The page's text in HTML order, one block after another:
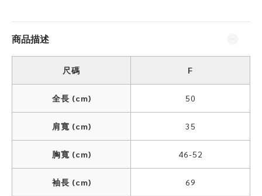
商品描述
尺碼 F
全長 (cm) 50
肩寬 (cm) 35
胸寬 (cm) 46-52
袖長 (cm) 69